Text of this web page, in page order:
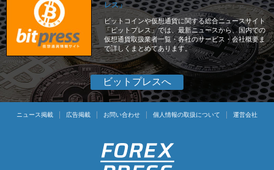
レス」
ビットコインや仮想通貨に関する総合ニュースサイト
「ビットプレス」では、最新ニュースから、国内での
仮想通貨取扱業者一覧・各社のサービス・会社概要ま
で詳しくまとめてあります。
ビットプレスへ
ニュース掲載 広告掲載 お問い合わせ 個人情報の取扱について 運営会社